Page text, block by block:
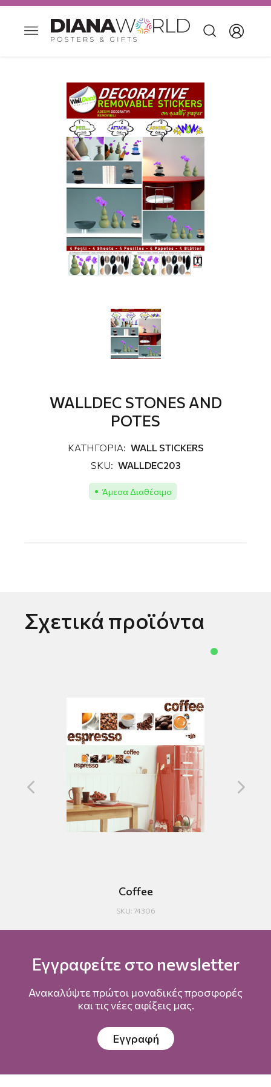
WALLDEC STONES AND
POTES
ΚΑΤΗΓΟΡΙΑ: WALL STICKERS
SKU: WALLDEC203
Άμεσα Διαθέσιμο
Σχετικά προϊόντα
Coffee
SKU: 74306
Εγγραφείτε στο newsletter
Ανακαλύψτε πρώτοι μοναδικές προσφορές
και τις νέες αφίξεις μας.
Εγγραφή